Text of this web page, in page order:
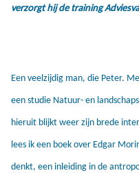
verzorgt hij de training
Een veelzijdig man, die Peter.
een studie Natuur- en
hieruit blijkt weer zijn brede
lees ik een boek over Edgar
denkt, een inleiding in de